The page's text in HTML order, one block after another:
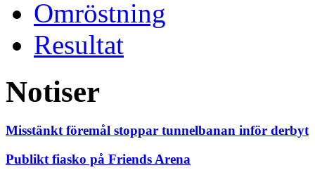
Omröstning
Resultat
Notiser
Misstänkt föremål stoppar tunnelbanan inför derbyt
Publikt fiasko på Friends Arena